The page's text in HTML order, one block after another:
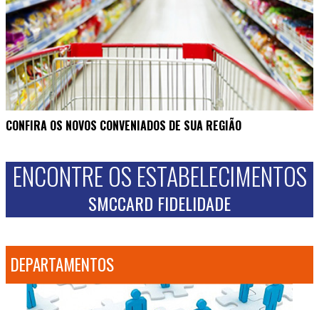
CONFIRA OS NOVOS CONVENIADOS DE SUA REGIÃO
ENCONTRE OS ESTABELECIMENTOS
SMCCARD FIDELIDADE
DEPARTAMENTOS